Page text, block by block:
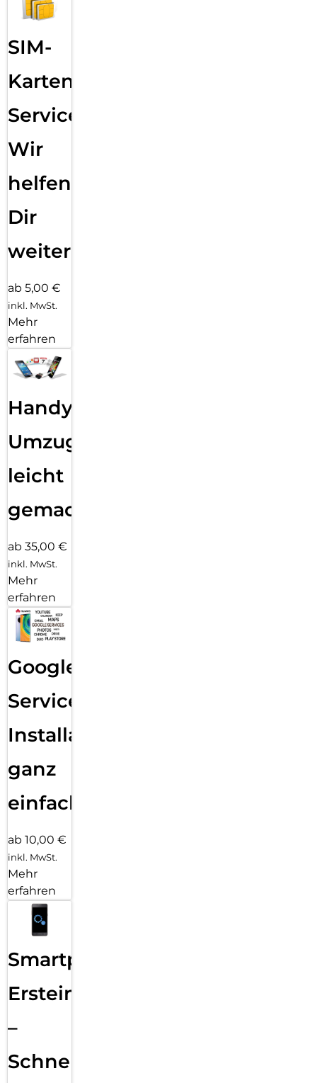
SIM-
Karten
Service:
Wir
helfen
Dir
weiter
ab 5,00 €
inkl. MwSt.
Mehr
erfahren
Handy
Umzug
leicht
gemacht!
ab 35,00 €
inkl. MwSt.
Mehr
erfahren
Google
Services
Installation
ganz
einfach
ab 10,00 €
inkl. MwSt.
Mehr
erfahren
Smartphone
Ersteinrichtung
–
Schnelle